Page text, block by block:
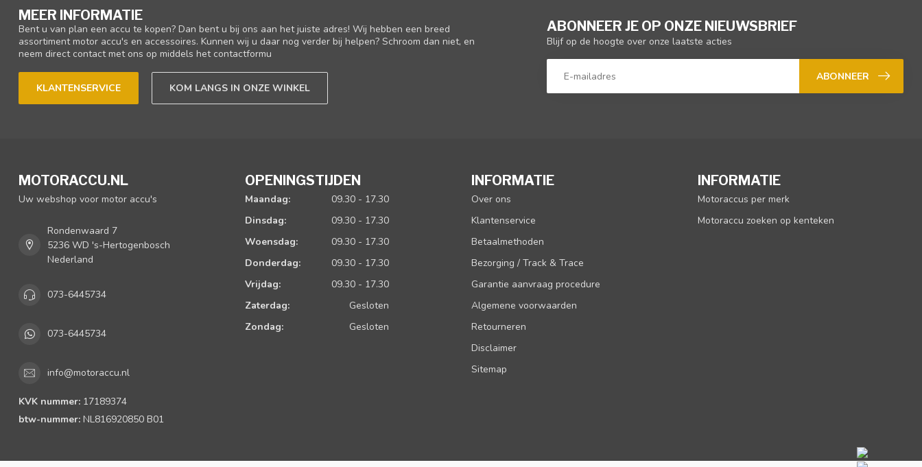
MEER INFORMATIE
Bent u van plan een accu te kopen? Dan bent u bij ons aan het juiste adres! Wij hebben een breed
assortiment motor accu's en accessoires. Kunnen wij u daar nog verder bij helpen? Schroom dan niet, en
neem direct contact met ons op middels het contactformu
KLANTENSERVICE KOM LANGS IN ONZE WINKEL
ABONNEER JE OP ONZE NIEUWSBRIEF
Blijf op de hoogte over onze laatste acties
ABONNEER
MOTORACCU.NL
Uw webshop voor motor accu's
Rondenwaard 7
5236 WD 's-Hertogenbosch
Nederland
073-6445734
073-6445734
info@motoraccu.nl
KVK nummer: 17189374
btw-nummer: NL816920850 B01
OPENINGSTIJDEN
Maandag:
09.30 - 17.30
Dinsdag:
09.30 - 17.30
Woensdag:
09.30 - 17.30
Donderdag:
09.30 - 17.30
Vrijdag:
09.30 - 17.30
Zaterdag:
Gesloten
Zondag:
Gesloten
INFORMATIE
Over ons
Klantenservice
Betaalmethoden
Bezorging / Track & Trace
Garantie aanvraag procedure
Algemene voorwaarden
Retourneren
Disclaimer
Sitemap
INFORMATIE
Motoraccus per merk
Motoraccu zoeken op kenteken